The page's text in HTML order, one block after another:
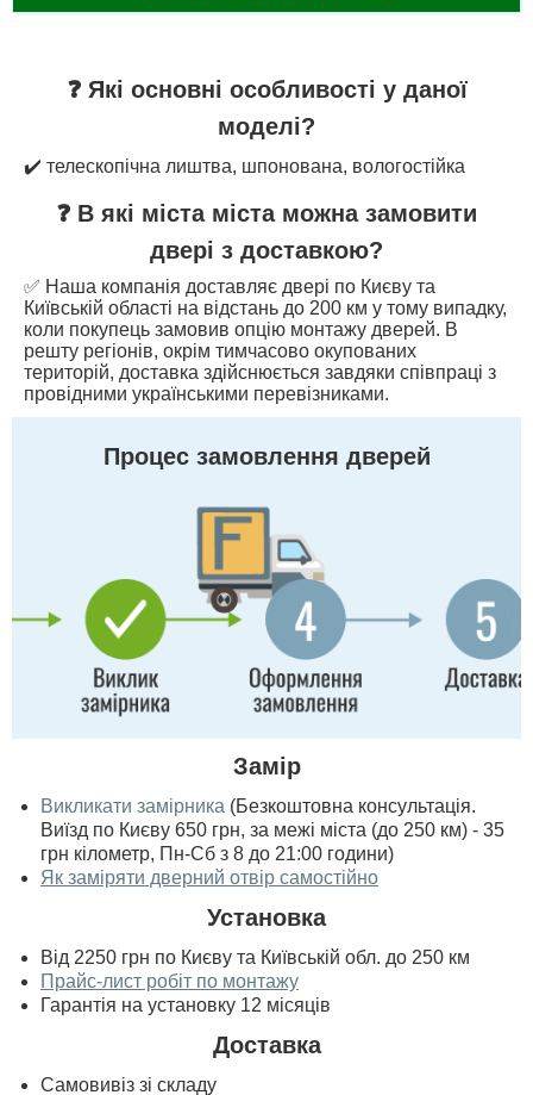
❓ Які основні особливості у даної
моделі?
✔️ телескопічна лиштва, шпонована, вологостійка
❓ В які міста міста можна замовити
двері з доставкою?
✅ Наша компанія доставляє двері по Києву та
Київській області на відстань до 200 км у тому випадку,
коли покупець замовив опцію монтажу дверей. В
решту регіонів, окрім тимчасово окупованих
територій, доставка здійснюється завдяки співпраці з
провідними українськими перевізниками.
Процес замовлення дверей
Замір
Викликати замірника (Безкоштовна консультація.
Виїзд по Києву 650 грн, за межі міста (до 250 км) - 35
грн кілометр, Пн-Сб з 8 до 21:00 години)
Як заміряти дверний отвір самостійно
Установка
Від 2250 грн по Києву та Київській обл. до 250 км
Прайс-лист робіт по монтажу
Гарантія на установку 12 місяців
Доставка
Самовивіз зі складу